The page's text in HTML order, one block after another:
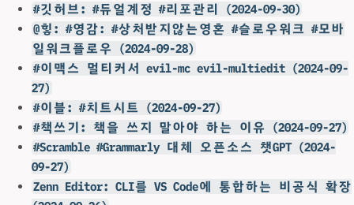
#깃허브: #듀얼계정 #리포관리 (2024-09-30)
@힣: #영감: #상처받지않는영혼 #슬로우워크 #모바
일워크플로우 (2024-09-28)
#이맥스 멀티커서 evil-mc evil-multiedit (2024-09-
27)
#이블: #치트시트 (2024-09-27)
#책쓰기: 책을 쓰지 말아야 하는 이유 (2024-09-27)
#Scramble #Grammarly 대체 오픈소스 챗GPT (2024-
09-27)
Zenn Editor: CLI를 VS Code에 통합하는 비공식 확장